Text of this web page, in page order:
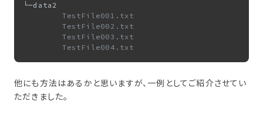
        TestFile001.txt
        TestFile002.txt
        TestFile003.txt
他にも方法はあるかと思いますが、一例としてご紹介させてい
ただきました。